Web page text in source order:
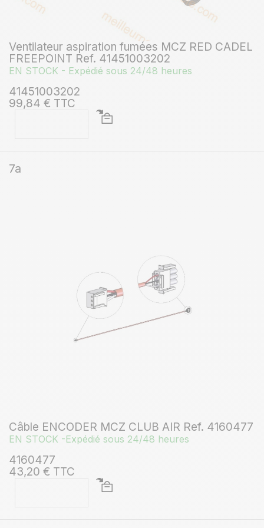
Ventilateur aspiration fumées MCZ RED CADEL
FREEPOINT Ref. 41451003202
EN STOCK - Expédié sous 24/48 heures
41451003202
99,84 € TTC
7a
Câble ENCODER MCZ CLUB AIR Ref. 4160477
EN STOCK -Expédié sous 24/48 heures
4160477
43,20 € TTC